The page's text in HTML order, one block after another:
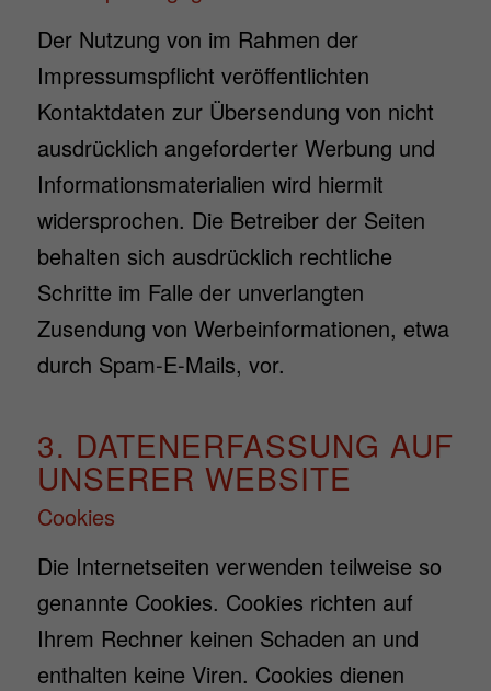
Der Nutzung von im Rahmen der
Impressumspflicht veröffentlichten
Kontaktdaten zur Übersendung von nicht
ausdrücklich angeforderter Werbung und
Informationsmaterialien wird hiermit
widersprochen. Die Betreiber der Seiten
behalten sich ausdrücklich rechtliche
Schritte im Falle der unverlangten
Zusendung von Werbeinformationen, etwa
durch Spam-E-Mails, vor.
3. DATENERFASSUNG AUF
UNSERER WEBSITE
Cookies
Die Internetseiten verwenden teilweise so
genannte Cookies. Cookies richten auf
Ihrem Rechner keinen Schaden an und
enthalten keine Viren. Cookies dienen